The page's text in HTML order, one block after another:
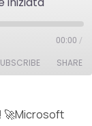
00:00 /
SHARE
🚀Microsoft